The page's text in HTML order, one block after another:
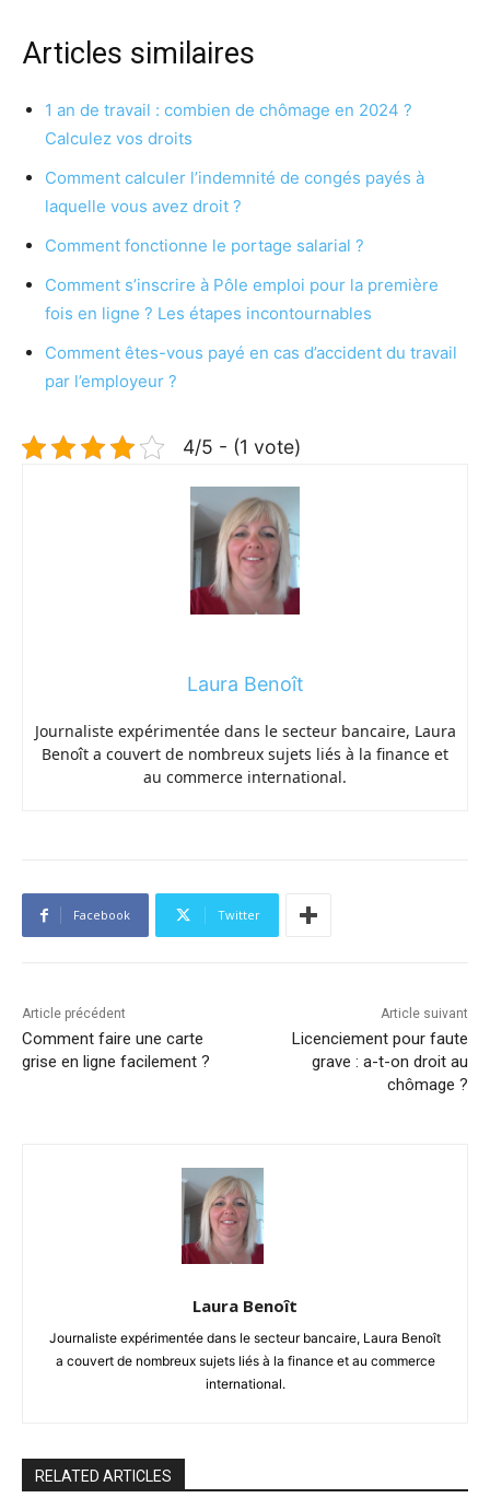
Articles similaires
1 an de travail : combien de chômage en 2024 ?
Calculez vos droits
Comment calculer l’indemnité de congés payés à
laquelle vous avez droit ?
Comment fonctionne le portage salarial ?
Comment s’inscrire à Pôle emploi pour la première
fois en ligne ? Les étapes incontournables
Comment êtes-vous payé en cas d’accident du travail
par l’employeur ?
4/5 - (1 vote)
Laura Benoît
Journaliste expérimentée dans le secteur bancaire, Laura
Benoît a couvert de nombreux sujets liés à la finance et
au commerce international.
Facebook Twitter
Article précédent
Comment faire une carte
grise en ligne facilement ?
Article suivant
Licenciement pour faute
grave : a-t-on droit au
chômage ?
Laura Benoît
Journaliste expérimentée dans le secteur bancaire, Laura Benoît
a couvert de nombreux sujets liés à la finance et au commerce
international.
RELATED ARTICLES